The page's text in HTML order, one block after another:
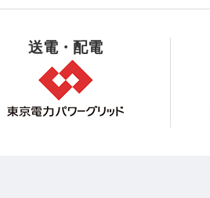
送電・配電